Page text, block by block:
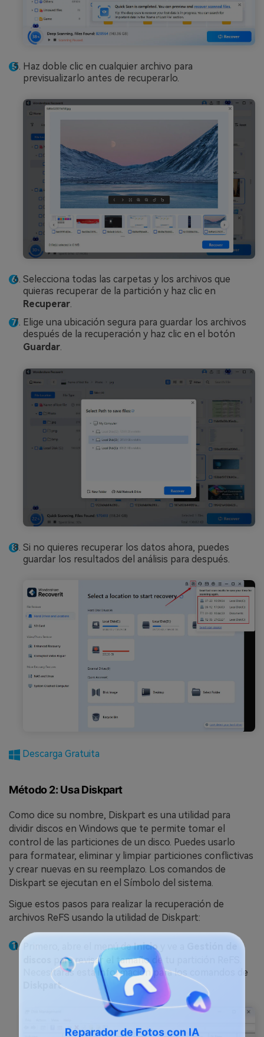
Haz doble clic en cualquier archivo para
previsualizarlo antes de recuperarlo.
Selecciona todas las carpetas y los archivos que
quieras recuperar de la partición y haz clic en
Recuperar.
󠀰Elige una ubicación segura para guardar los archivos
después de la recuperación y haz clic en el botón
Guardar
Si no quieres recuperar los datos ahora, puedes
guardar los resultados del análisis para después.
Descarga Gratuita
Método 2: Usa Diskpart
Como dice su nombre, Diskpart es una utilidad para
dividir discos en Windows que te permite tomar el
control de las particiones de un disco. Puedes usarlo
para formatear, eliminar y limpiar particiones conflictivas
y crear nuevas en su reemplazo. Los comandos de
Diskpart se ejecutan en el Símbolo del sistema.
Sigue estos pasos para realizar la recuperación de
archivos ReFS usando la utilidad de Diskpart:
Primero, abre el menú deInicio
para revisar el tamaño de tu partición ReFS.
Necesitarás esta información para los comandos de
Diskpart.